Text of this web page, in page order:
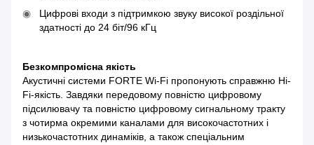
Цифрові входи з підтримкою звуку високої роздільної
здатності до 24 біт/96 кГц
Безкомпромісна якість
Акустичні системи FORTE Wi-Fi пропонують справжню Hi-
Fi-якість. Завдяки передовому повністю цифровому
підсилювачу та повністю цифровому сигнальному тракту
з чотирма окремими каналами для високочастотних і
низькочастотних динаміків, а також спеціальним